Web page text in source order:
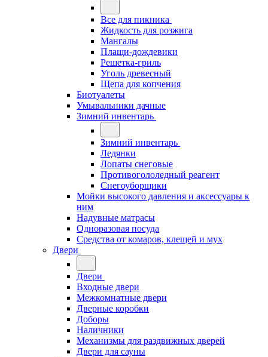
Все для пикника
Жидкость для розжига
Мангалы
Плащи-дождевики
Решетка-гриль
Уголь древесный
Щепа для копчения
Биотуалеты
Умывальники дачные
Зимний инвентарь
Зимний инвентарь
Ледянки
Лопаты снеговые
Противогололедный реагент
Снегоуборщики
Мойки высокого давления и аксессуары к
ним
Надувные матрасы
Одноразовая посуда
Средства от комаров, клещей и мух
Двери
Двери
Входные двери
Межкомнатные двери
Дверные коробки
Доборы
Наличники
Механизмы для раздвижных дверей
Двери для сауны